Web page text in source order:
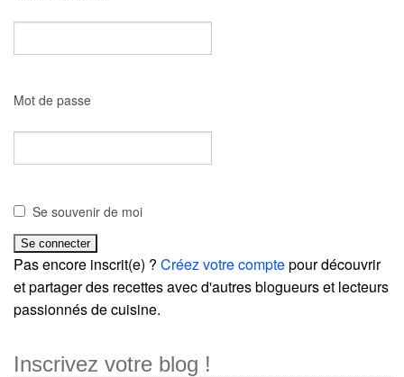
Mot de passe
Se souvenir de moi
Pas encore inscrit(e) ? Créez votre comptepour découvrir
et partager des recettes avec d'autres blogueurs et lecteurs
passionnés de cuisine.
Inscrivez votre blog !